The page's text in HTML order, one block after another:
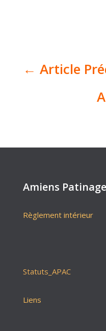
← Article
Amiens
Règlement intérieur
Statuts_APAC
Liens